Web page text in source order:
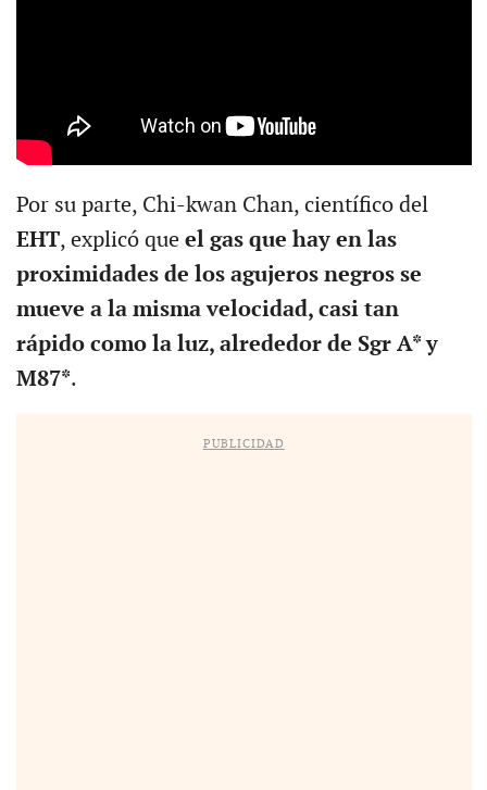
Por su parte, Chi-kwan Chan, científico del
EHT, explicó que el gas que hay en las
proximidades de los agujeros negros se
mueve a la misma velocidad, casi tan
rápido como la luz, alrededor de Sgr A* y
M87*.
PUBLICIDAD